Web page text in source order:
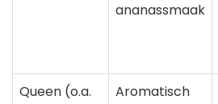
ananassmaak
Queen (o.a.
Aromatisch